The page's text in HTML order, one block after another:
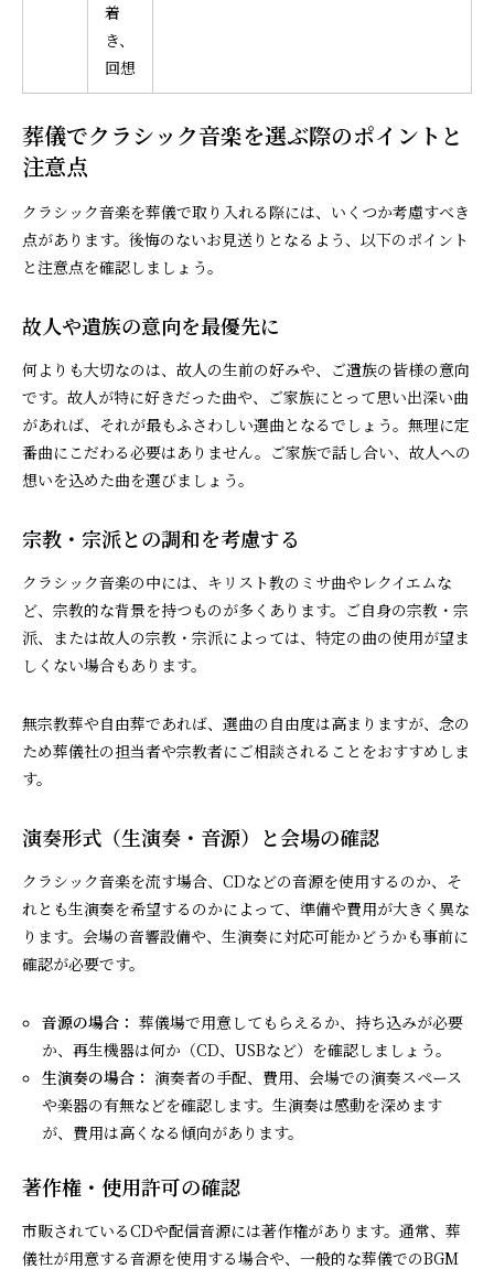
着
き、
回想
葬儀でクラシック音楽を選ぶ際のポイントと
注意点
クラシック音楽を葬儀で取り入れる際には、いくつか考慮すべき
点があります。後悔のないお見送りとなるよう、以下のポイント
と注意点を確認しましょう。
故人や遺族の意向を最優先に
何よりも大切なのは、故人の生前の好みや、ご遺族の皆様の意向
です。故人が特に好きだった曲や、ご家族にとって思い出深い曲
があれば、それが最もふさわしい選曲となるでしょう。無理に定
番曲にこだわる必要はありません。ご家族で話し合い、故人への
想いを込めた曲を選びましょう。
宗教・宗派との調和を考慮する
クラシック音楽の中には、キリスト教のミサ曲やレクイエムな
ど、宗教的な背景を持つものが多くあります。ご自身の宗教・宗
派、または故人の宗教・宗派によっては、特定の曲の使用が望ま
しくない場合もあります。
無宗教葬や自由葬であれば、選曲の自由度は高まりますが、念の
ため葬儀社の担当者や宗教者にご相談されることをおすすめしま
す。
演奏形式（生演奏・音源）と会場の確認
クラシック音楽を流す場合、CDなどの音源を使用するのか、そ
れとも生演奏を希望するのかによって、準備や費用が大きく異な
ります。会場の音響設備や、生演奏に対応可能かどうかも事前に
確認が必要です。
音源の場合： 葬儀場で用意してもらえるか、持ち込みが必要
か、再生機器は何か（CD、USBなど）を確認しましょう。
生演奏の場合： 演奏者の手配、費用、会場での演奏スペース
や楽器の有無などを確認します。生演奏は感動を深めます
が、費用は高くなる傾向があります。
著作権・使用許可の確認
市販されているCDや配信音源には著作権があります。通常、葬
儀社が用意する音源を使用する場合や、一般的な葬儀でのBGM